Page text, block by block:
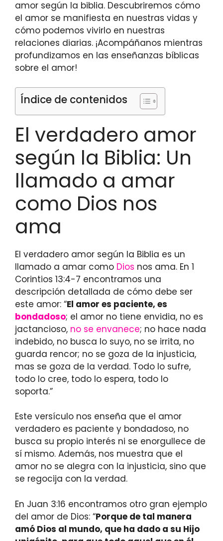
amor según la biblia. Descubriremos cómo
el amor se manifiesta en nuestras vidas y
cómo podemos vivirlo en nuestras
relaciones diarias. ¡Acompáñanos mientras
profundizamos en las enseñanzas bíblicas
sobre el amor!
Índice de contenidos
El verdadero amor
según la Biblia: Un
llamado a amar
como Dios nos
ama
El verdadero amor según la Biblia es un
llamado a amar como Dios nos ama. En 1
Corintios 13:4-7 encontramos una
descripción detallada de cómo debe ser
este amor: “El amor es paciente, es
bondadoso; el amor no tiene envidia, no es
jactancioso, no se envanece; no hace nada
indebido, no busca lo suyo, no se irrita, no
guarda rencor; no se goza de la injusticia,
mas se goza de la verdad. Todo lo sufre,
todo lo cree, todo lo espera, todo lo
soporta.”
Este versículo nos enseña que el amor
verdadero es paciente y bondadoso, no
busca su propio interés ni se enorgullece de
sí mismo. Además, nos muestra que el
amor no se alegra con la injusticia, sino que
se regocija con la verdad.
En Juan 3:16 encontramos otro gran ejemplo
del amor de Dios: “Porque de tal manera
amó Dios al mundo, que ha dado a su Hijo